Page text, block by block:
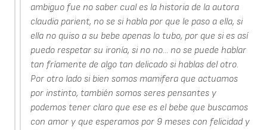
ambiguo fue no saber cual es la historia de la autora
claudia parient, no se si habla por que le paso a ella, si
ella no quiso a su bebe apenas lo tubo, por que si es así
puedo respetar su ironía, si no no... no se puede hablar
tan fríamente de algo tan delicado si hablas del otro.
Por otro lado si bien somos mamifera que actuamos
por instinto, también somos seres pensantes y
podemos tener claro que ese es el bebe que buscamos
con amor y que esperamos por 9 meses con felicidad y